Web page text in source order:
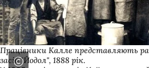
Працівники Калле представляють
засіб "Йодол", 1888 рік.